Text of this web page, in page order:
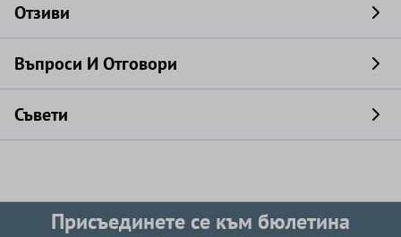
Отзиви
Въпроси И Отговори
Съвети
Присъединете се към бюлетина